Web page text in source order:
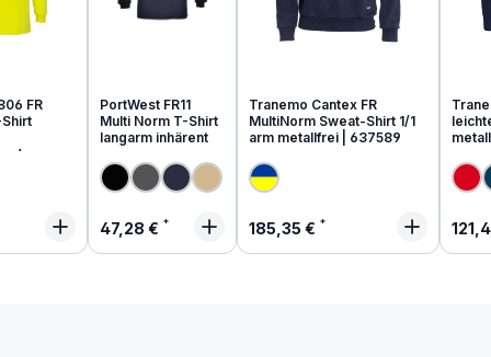
FR
Preis:
PortWest FR11
Multi Norm T-Shirt
langarm inhärent
Regulärer Preis:
47,28 €
Tranemo Cantex FR
MultiNorm Sweat-Shirt 1/1
arm metallfrei | 637589
Regulärer Preis:
185,35 €